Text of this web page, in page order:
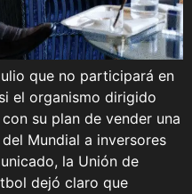
que no participará en
el organismo dirigido
su plan de vender una
Mundial a inversores
la Unión de
dejó claro que